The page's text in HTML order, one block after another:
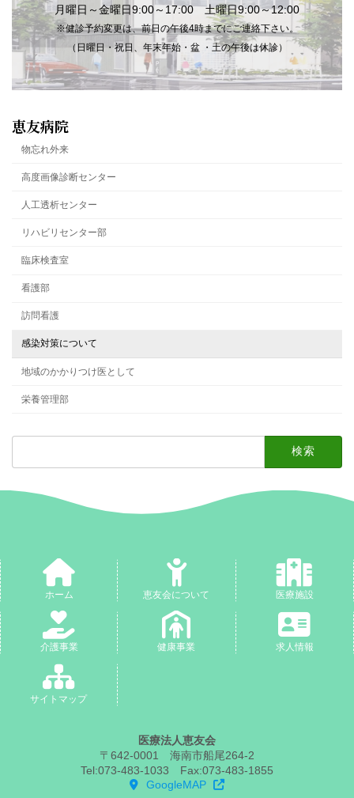
月曜日～金曜日9:00～17:00 土曜日9:00～12:00
※健診予約変更は、前日の午後4時までにご連絡下さい。
（日曜日・祝日、年末年始・盆 ・土の午後は休診）
恵友病院
物忘れ外来
高度画像診断センター
人工透析センター
リハビリセンター部
臨床検査室
看護部
訪問看護
感染対策について
地域のかかりつけ医として
栄養管理部
検
ホーム 恵友会について 医療施設
介護事業 健康事業 求人情報
サイトマップ
医療法人恵友会
〒642-0001 海南市船尾264-2
Tel:073-483-1033 Fax:073-483-1855
GoogleMAP